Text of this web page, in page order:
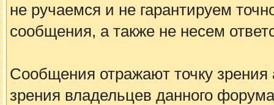
не ручаемся и не гарантируем
сообщения, а также не несем
Сообщения отражают точку зрения
зрения владельцев данного